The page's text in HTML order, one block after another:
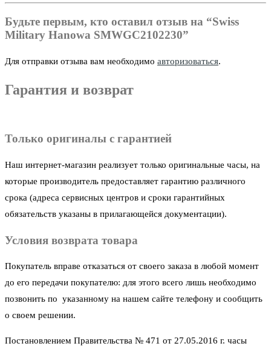
Будьте первым, кто оставил отзыв на “Swiss
Military Hanowa SMWGC2102230”
Для отправки отзыва вам необходимо авторизоваться.
Гарантия и возврат
Только оригиналы с гарантией
Наш интернет-магазин реализует только оригинальные часы, на
которые производитель предоставляет гарантию различного
срока (адреса сервисных центров и сроки гарантийных
обязательств указаны в прилагающейся документации).
Условия возврата товара
Покупатель вправе отказаться от своего заказа в любой момент
до его передачи покупателю: для этого всего лишь необходимо
позвонить по указанному на нашем сайте телефону и сообщить
о своем решении.
Постановлением Правительства № 471 от 27.05.2016 г. часы